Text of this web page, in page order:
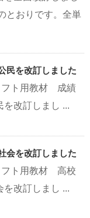
とおりです。全単
民を改訂しました
ト用教材 成績
改訂しまし ...
会を改訂しました
ト用教材 高校
を改訂しまし ...